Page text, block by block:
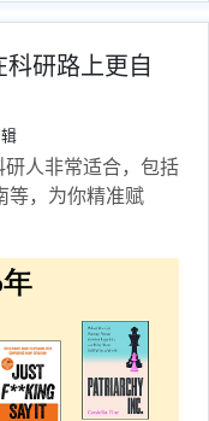
研路上更自
人非常适合，包括
等，为你精准赋